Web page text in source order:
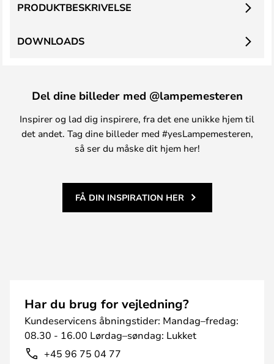
PRODUKTBESKRIVELSE
DOWNLOADS
Del dine billeder med @lampemesteren
Inspirer og lad dig inspirere, fra det ene unikke hjem til
det andet. Tag dine billeder med #yesLampemesteren,
så ser du måske dit hjem her!
FÅ DIN INSPIRATION HER
Har du brug for vejledning?
Kundeservicens åbningstider: Mandag–fredag:
08.30 - 16.00 Lørdag–søndag: Lukket
+45 96 75 04 77